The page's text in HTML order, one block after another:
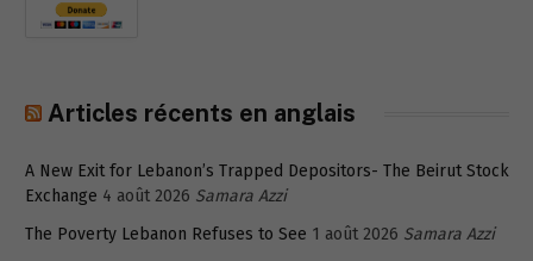
Articles récents en anglais
A New Exit for Lebanon’s Trapped Depositors- The Beirut Stock
Exchange 4 août 2026 Samara Azzi
The Poverty Lebanon Refuses to See 1 août 2026 Samara Azzi